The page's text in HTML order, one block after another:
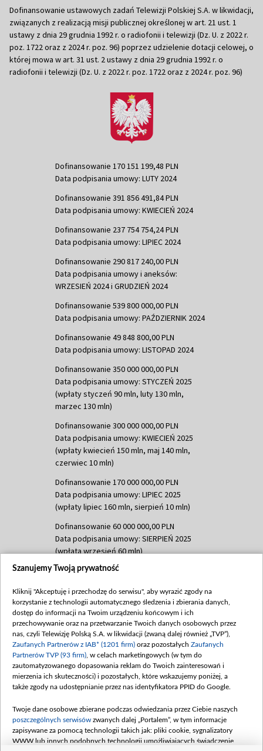
Dofinansowanie ustawowych zadań Telewizji Polskiej S.A. w likwidacji,
związanych z realizacją misji publicznej określonej w art. 21 ust. 1
ustawy z dnia 29 grudnia 1992 r. o radiofonii i telewizji (Dz. U. z 2022 r.
poz. 1722 oraz z 2024 r. poz. 96) poprzez udzielenie dotacji celowej, o
której mowa w art. 31 ust. 2 ustawy z dnia 29 grudnia 1992 r. o
radiofonii i telewizji (Dz. U. z 2022 r. poz. 1722 oraz z 2024 r. poz. 96)
Dofinansowanie 170 151 199,48 PLN
Data podpisania umowy: LUTY 2024
Dofinansowanie 391 856 491,84 PLN
Data podpisania umowy: KWIECIEŃ 2024
Dofinansowanie 237 754 754,24 PLN
Data podpisania umowy: LIPIEC 2024
Dofinansowanie 290 817 240,00 PLN
Data podpisania umowy i aneksów:
WRZESIEŃ 2024 i GRUDZIEŃ 2024
Dofinansowanie 539 800 000,00 PLN
Data podpisania umowy: PAŹDZIERNIK 2024
Dofinansowanie 49 848 800,00 PLN
Data podpisania umowy: LISTOPAD 2024
Dofinansowanie 350 000 000,00 PLN
Data podpisania umowy: STYCZEŃ 2025
(wpłaty styczeń 90 mln, luty 130 mln,
marzec 130 mln)
Dofinansowanie 300 000 000,00 PLN
Data podpisania umowy: KWIECIEŃ 2025
(wpłaty kwiecień 150 mln, maj 140 mln,
czerwiec 10 mln)
Dofinansowanie 170 000 000,00 PLN
Data podpisania umowy: LIPIEC 2025
(wpłaty lipiec 160 mln, sierpień 10 mln)
Dofinansowanie 60 000 000,00 PLN
Data podpisania umowy: SIERPIEŃ 2025
(wpłata wrzesień 60 mln)
Dofinansowanie 635 783 051,21 PLN
(wpłata wrzesień 100 mln, październik 350
mln, listopad 265 mln)
Dofinansowanie 48 862 000,00 PLN
Data podpisania umowy: GRUDZIEŃ 2025
(wpłata grudzień 60,548 mln)
Dofinansowanie 900 000 000,00 PLN
Data podpisania umowy: LUTY 2026 (wpłata
kwiecień 180 mln, 7 maja 180 mln, 8
czerwca 90 mln)
Dofinansowanie 250 000 000,00 PLN
Szanujemy Twoją prywatność
Kliknij "Akceptuję i przechodzę do serwisu", aby wyrazić zgody na
korzystanie z technologii automatycznego śledzenia i zbierania danych,
dostęp do informacji na Twoim urządzeniu końcowym i ich
przechowywanie oraz na przetwarzanie Twoich danych osobowych przez
nas, czyli Telewizję Polską S.A. w likwidacji (zwaną dalej również „TVP”),
Zaufanych Partnerów z IAB* (1201 firm) oraz pozostałych Zaufanych
Partnerów TVP (93 firm) , w celach marketingowych (w tym do
zautomatyzowanego dopasowania reklam do Twoich zainteresowań i
mierzenia ich skuteczności) i pozostałych, które wskazujemy poniżej, a
także zgody na udostępnianie przez nas identyfikatora PPID do Google.
Twoje dane osobowe zbierane podczas odwiedzania przez Ciebie naszych
poszczególnych serwisów zwanych dalej „Portalem”, w tym informacje
zapisywane za pomocą technologii takich jak: pliki cookie, sygnalizatory
WWW lub innych podobnych technologii umożliwiających świadczenie